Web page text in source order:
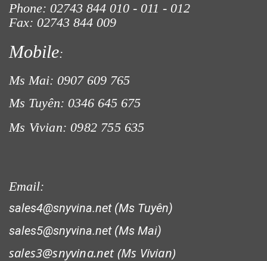
LƯỚI HÀNG RÀO HÌNH VUÔNG
Phone: 02743 844 010 - 011 - 012
Fax: 02743 844 009
Mobile:
Ms Mai: 0907 609 765
Ms Tuyên: 0346 645 675
Ms Vivian: 0982 755 635
Email:
sales4@snyvina.net (Ms Tuyên)
sales5@snyvina.net (Ms Mai)
sales3@snyvina.net (Ms Vivian)